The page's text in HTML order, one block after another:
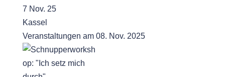
7 Nov. 25
Kassel
Veranstaltungen am 08. Nov. 2025